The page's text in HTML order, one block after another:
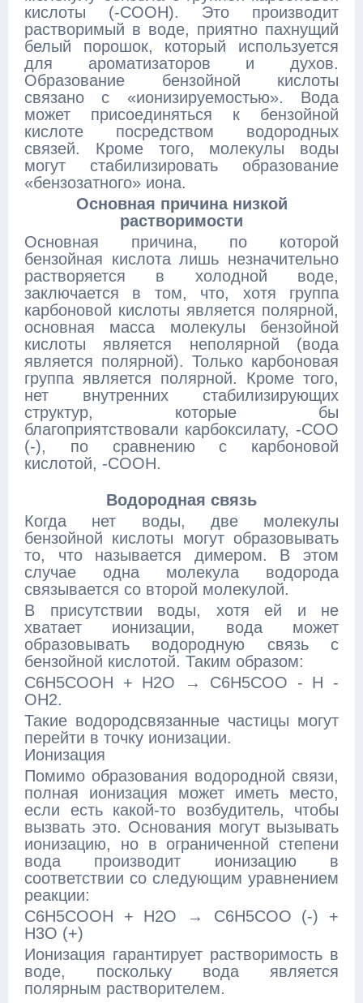
кислоты (-COOH). Это производит
растворимый в воде, приятно пахнущий
белый порошок, который используется
для ароматизаторов и духов.
Образование бензойной кислоты
связано с «ионизируемостью». Вода
может присоединяться к бензойной
кислоте посредством водородных
связей. Кроме того, молекулы воды
могут стабилизировать образование
«бензозатного» иона.
Основная причина низкой
растворимости
Основная причина, по которой
бензойная кислота лишь незначительно
растворяется в холодной воде,
заключается в том, что, хотя группа
карбоновой кислоты является полярной,
основная масса молекулы бензойной
кислоты является неполярной (вода
является полярной). Только карбоновая
группа является полярной. Кроме того,
нет внутренних стабилизирующих
структур, которые бы
благоприятствовали карбоксилату, -COO
(-), по сравнению с карбоновой
кислотой, -COOH.
Водородная связь
Когда нет воды, две молекулы
бензойной кислоты могут образовывать
то, что называется димером. В этом
случае одна молекула водорода
связывается со второй молекулой.
В присутствии воды, хотя ей и не
хватает ионизации, вода может
образовывать водородную связь с
бензойной кислотой. Таким образом:
C6H5COOH + H2O → C6H5COO - H -
OH2.
Такие водородсвязанные частицы могут
перейти в точку ионизации.
Ионизация
Помимо образования водородной связи,
полная ионизация может иметь место,
если есть какой-то возбудитель, чтобы
вызвать это. Основания могут вызывать
ионизацию, но в ограниченной степени
вода производит ионизацию в
соответствии со следующим уравнением
реакции:
C6H5COOH + H2O → C6H5COO (-) +
H3O (+)
Ионизация гарантирует растворимость в
воде, поскольку вода является
полярным растворителем.